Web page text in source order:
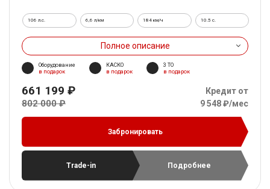
106 л.с. 6,6 л/км 184 км/ч 10.5 c.
Полное описание
Оборудование
в подарок
КАСКО
в подарок
3 ТО
в подарок
661 199 ₽
802 000 ₽
Кредит от
9 548 ₽/мес
Забронировать
Trade-in Подробнее